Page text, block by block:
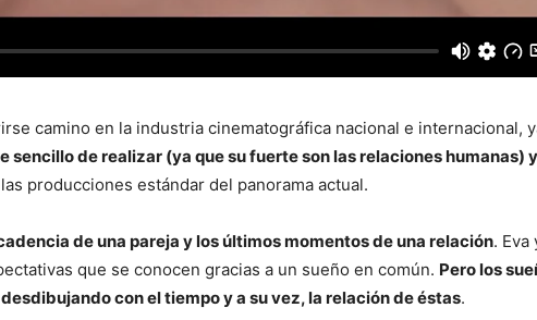
camino en la industria cinematográfica nacional e internacional,
de realizar (ya que su fuerte son las relaciones humanas)
producciones estándar del panorama actual.
de una pareja y los últimos momentos de una relación. Eva
que se conocen gracias a un sueño en común. Pero los
con el tiempo y a su vez, la relación de éstas.